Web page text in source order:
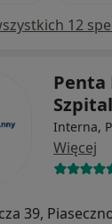
12
Penta
Interna,
Więcej
39,